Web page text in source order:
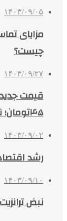
۱۴۰۳/۰۹/۰۵
مزایای
چیست؟
۱۴۰۳/۰۹/۲۷
۴۵تومان؛ نرخ حواله یورو چند شد؟
۱۴۰۳/۰۹/۰۲
رشد
۱۴۰۳/۰۹/۱۰
نبض